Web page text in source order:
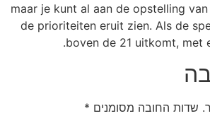
maar je kunt al aan de opstelling
de prioriteiten eruit zien. Als de
boven de 21 uitkomt, met
שדות החובה מסומנים *